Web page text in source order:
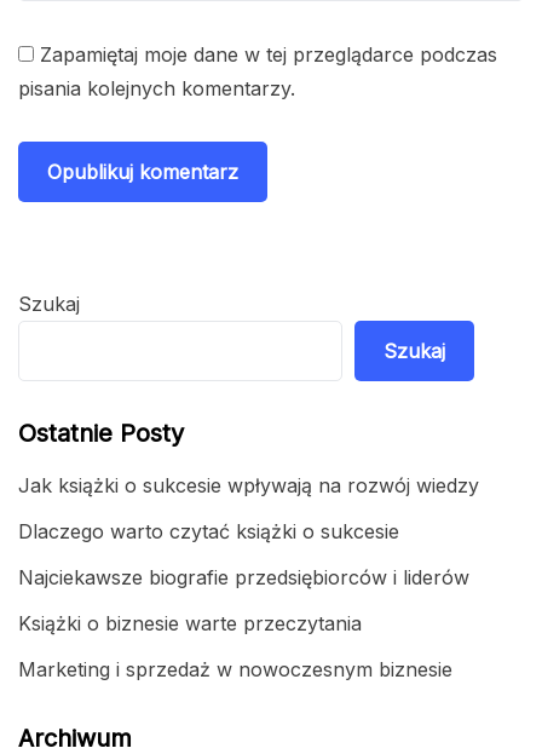
Zapamiętaj moje dane w tej przeglądarce podczas
pisania kolejnych komentarzy.
Szukaj
Szukaj
Ostatnie Posty
Jak książki o sukcesie wpływają na rozwój wiedzy
Dlaczego warto czytać książki o sukcesie
Najciekawsze biografie przedsiębiorców i liderów
Książki o biznesie warte przeczytania
Marketing i sprzedaż w nowoczesnym biznesie
Archiwum